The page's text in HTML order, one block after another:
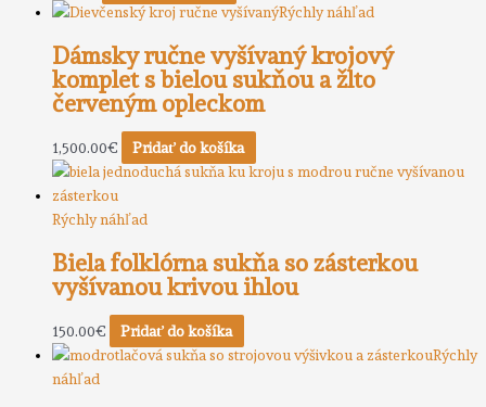
Rýchly náhľad
Dámsky ručne vyšívaný krojový
komplet s bielou sukňou a žlto
červeným opleckom
1,500.00€ Pridať do košíka
Rýchly náhľad
Biela folklórna sukňa so zásterkou
vyšívanou krivou ihlou
150.00€
Pridať do košíka
Rýchly
náhľad